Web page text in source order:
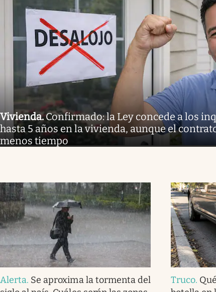
Vivienda.Confirmado: la Ley concede a los
hasta 5 años en la vivienda, aunque el
menos tiempo
Alerta. Se aproxima la tormenta del
Truco.